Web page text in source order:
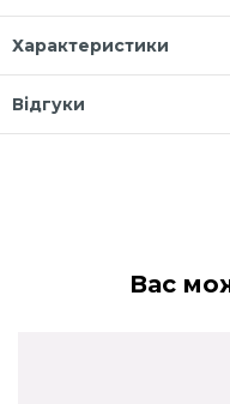
Характеристики
Відгуки
Вас